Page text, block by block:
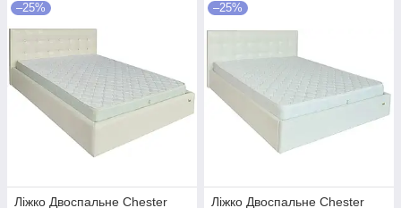
–25%
Ліжко Двоспальне Chester
–25%
Ліжко Двоспальне Chester